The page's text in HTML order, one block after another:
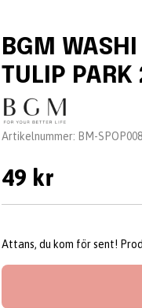
BGM
TULIP PARK
Leverantör:
Artikelnummer: BM-SPOP008
49 kr
Attans, du kom för sent!